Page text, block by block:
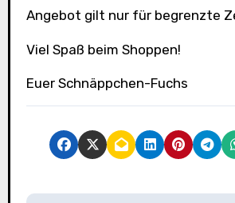
Angebot gilt nur für begrenzte
Viel Spaß beim Shoppen!
Euer Schnäppchen-Fuchs